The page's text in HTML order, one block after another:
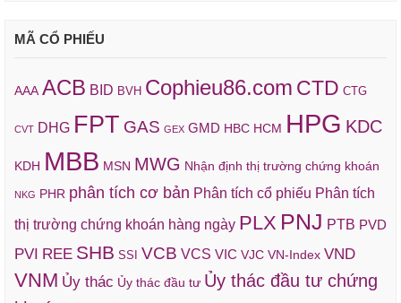
MÃ CỔ PHIẾU
AAA ACB BID BVH Cophieu86.com CTD CTG
CVT DHG FPT GAS GEX GMD HBC HCM HPG KDC
KDH MBB MSN MWG Nhận định thị trường chứng khoán
NKG PHR phân tích cơ bản Phân tích cổ phiếu Phân tích
thị trường chứng khoán hàng ngày PLX PNJ PTB PVD
PVI REE SHB SSI VCB VCS VIC VJC VN-Index VND
VNM Ủy thác Ủy thác đầu tư Ủy thác đầu tư chứng